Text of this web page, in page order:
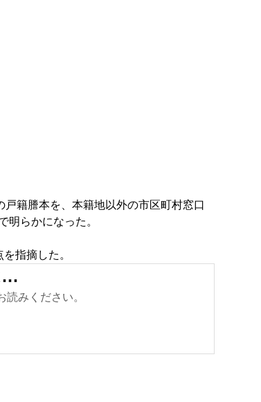
籍謄本を、本籍地以外の市区町村窓口
明らかになった。
指摘した。
…
みください。